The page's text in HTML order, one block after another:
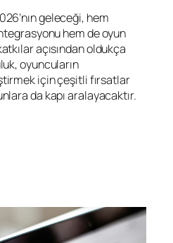
geleceği, hem
hem de oyun
açısından oldukça
oyuncuların
için çeşitli fırsatlar
da kapı aralayacaktır.